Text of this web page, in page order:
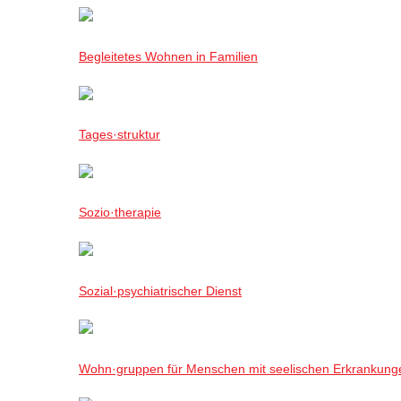
Begleitetes Wohnen in Familien
Tages·struktur
Sozio·therapie
Sozial·psychiatrischer Dienst
Wohn·gruppen für Menschen mit seelischen